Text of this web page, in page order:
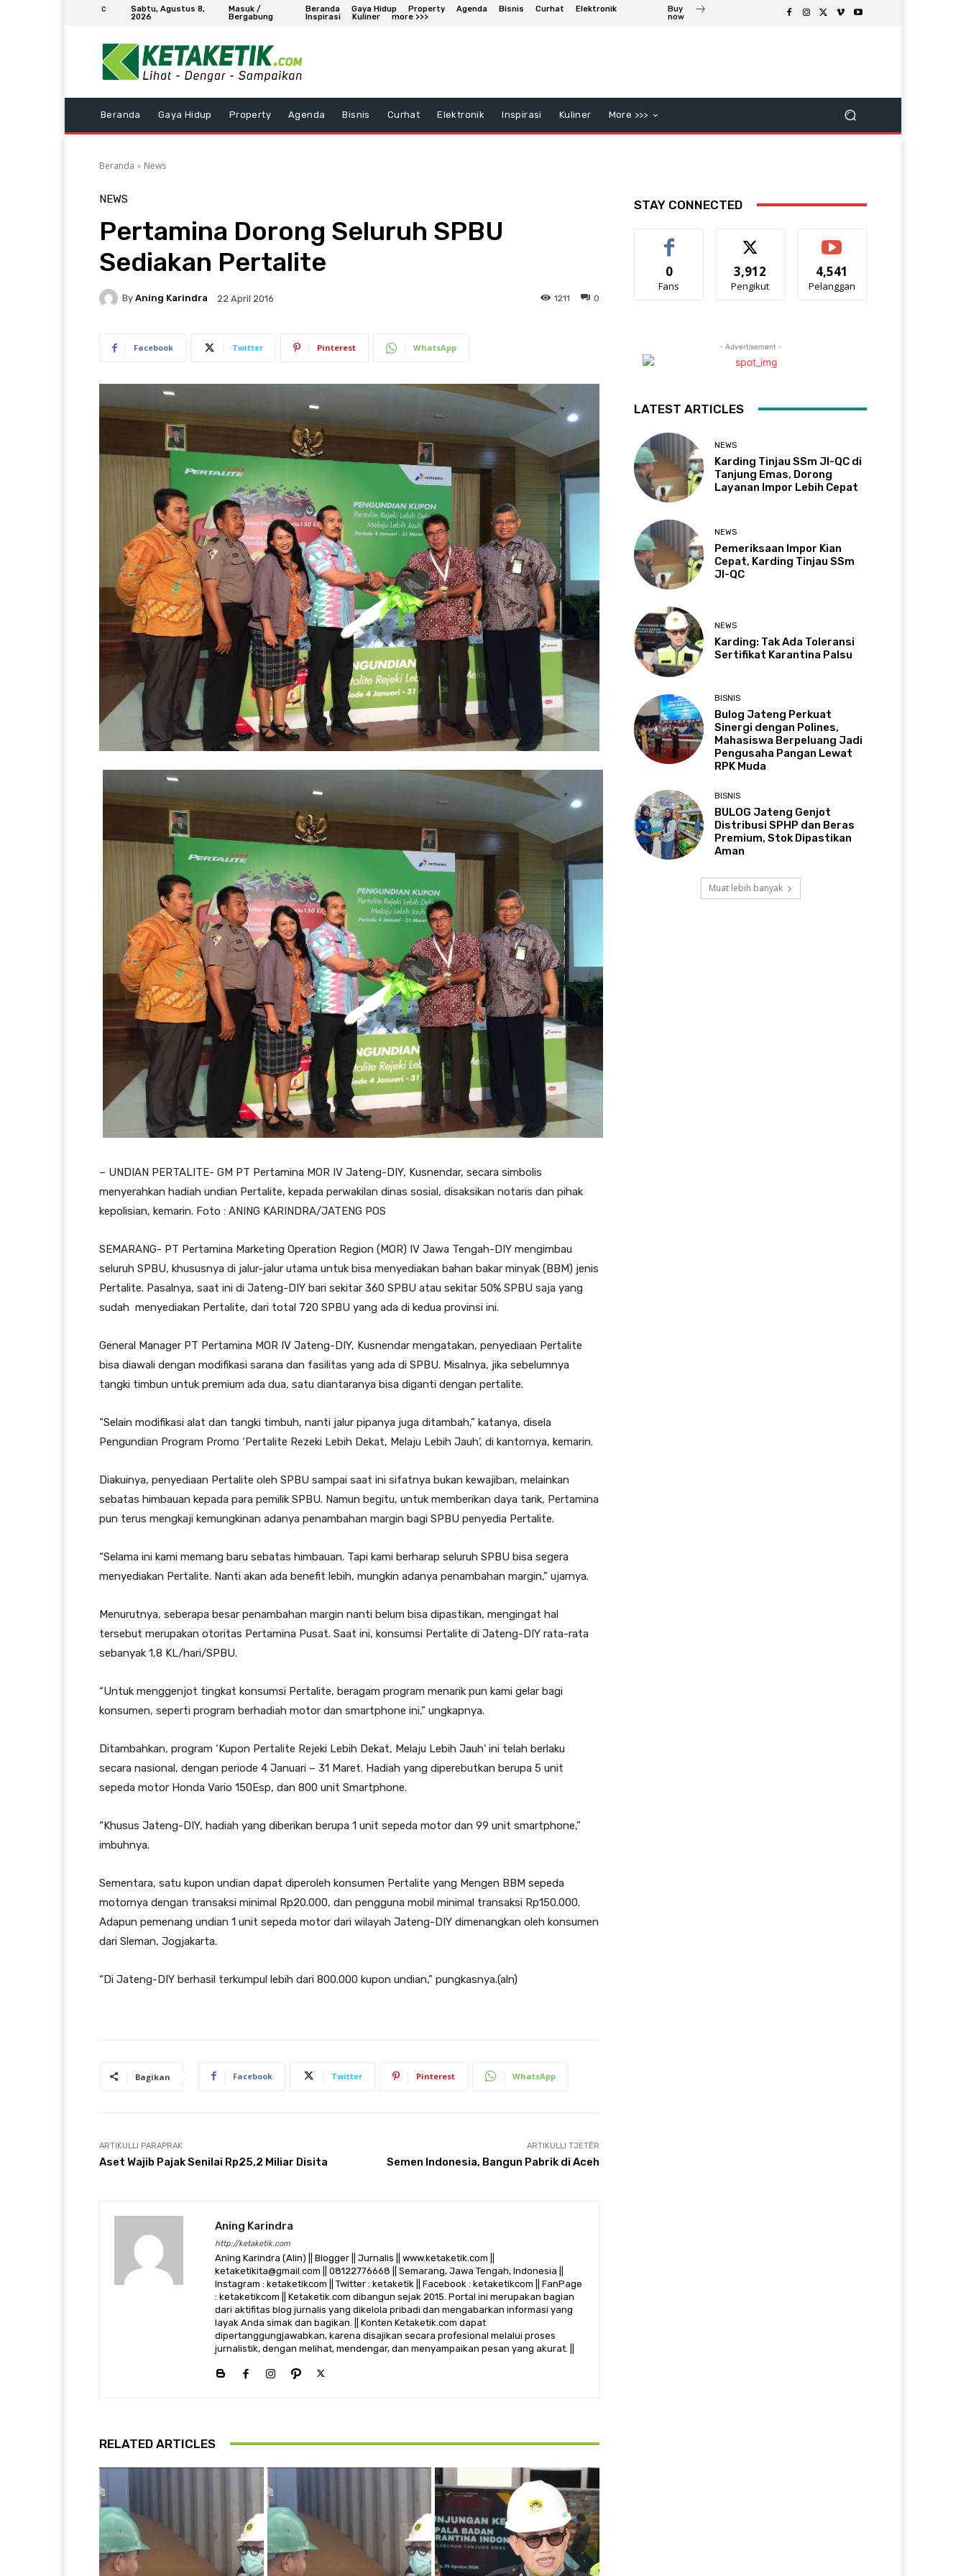
C
Sabtu, Agustus 8,
2026
Masuk /
Bergabung
Beranda Gaya Hidup Property Agenda Bisnis Curhat
Elektronik
Inspirasi
Kuliner more >>>
Buy
now
Beranda Gaya Hidup Property Agenda Bisnis Curhat Elektronik Inspirasi Kuliner More >>>
Beranda News
NEWS
Pertamina Dorong Seluruh SPBU
Sediakan Pertalite
By Aning Karindra 22 April 2016 0
1211
Facebook Twitter Pinterest WhatsApp
– UNDIAN PERTALITE- GM PT Pertamina MOR IV Jateng-DIY, Kusnendar, secara simbolis
menyerahkan hadiah undian Pertalite, kepada perwakilan dinas sosial, disaksikan notaris dan pihak
kepolisian, kemarin. Foto : ANING KARINDRA/JATENG POS
SEMARANG- PT Pertamina Marketing Operation Region (MOR) IV Jawa Tengah-DIY mengimbau
seluruh SPBU, khususnya di jalur-jalur utama untuk bisa menyediakan bahan bakar minyak (BBM) jenis
Pertalite. Pasalnya, saat ini di Jateng-DIY bari sekitar 360 SPBU atau sekitar 50% SPBU saja yang
sudah menyediakan Pertalite, dari total 720 SPBU yang ada di kedua provinsi ini.
General Manager PT Pertamina MOR IV Jateng-DIY, Kusnendar mengatakan, penyediaan Pertalite
bisa diawali dengan modifikasi sarana dan fasilitas yang ada di SPBU. Misalnya, jika sebelumnya
tangki timbun untuk premium ada dua, satu diantaranya bisa diganti dengan pertalite.
“Selain modifikasi alat dan tangki timbuh, nanti jalur pipanya juga ditambah,” katanya, disela
Pengundian Program Promo ‘Pertalite Rezeki Lebih Dekat, Melaju Lebih Jauh’, di kantornya, kemarin.
Diakuinya, penyediaan Pertalite oleh SPBU sampai saat ini sifatnya bukan kewajiban, melainkan
sebatas himbauan kepada para pemilik SPBU. Namun begitu, untuk memberikan daya tarik, Pertamina
pun terus mengkaji kemungkinan adanya penambahan margin bagi SPBU penyedia Pertalite.
“Selama ini kami memang baru sebatas himbauan. Tapi kami berharap seluruh SPBU bisa segera
menyediakan Pertalite. Nanti akan ada benefit lebih, mungkin adanya penambahan margin,” ujarnya.
Menurutnya, seberapa besar penambahan margin nanti belum bisa dipastikan, mengingat hal
tersebut merupakan otoritas Pertamina Pusat. Saat ini, konsumsi Pertalite di Jateng-DIY rata-rata
sebanyak 1,8 KL/hari/SPBU.
“Untuk menggenjot tingkat konsumsi Pertalite, beragam program menarik pun kami gelar bagi
konsumen, seperti program berhadiah motor dan smartphone ini,” ungkapnya.
Ditambahkan, program ‘Kupon Pertalite Rejeki Lebih Dekat, Melaju Lebih Jauh’ ini telah berlaku
secara nasional, dengan periode 4 Januari – 31 Maret. Hadiah yang diperebutkan berupa 5 unit
sepeda motor Honda Vario 150Esp, dan 800 unit Smartphone.
“Khusus Jateng-DIY, hadiah yang diberikan berupa 1 unit sepeda motor dan 99 unit smartphone,”
imbuhnya.
Sementara, satu kupon undian dapat diperoleh konsumen Pertalite yang Mengen BBM sepeda
motornya dengan transaksi minimal Rp20.000, dan pengguna mobil minimal transaksi Rp150.000.
Adapun pemenang undian 1 unit sepeda motor dari wilayah Jateng-DIY dimenangkan oleh konsumen
dari Sleman, Jogjakarta.
“Di Jateng-DIY berhasil terkumpul lebih dari 800.000 kupon undian,” pungkasnya.(aln)
Bagikan Facebook Twitter Pinterest WhatsApp
ARTIKULLI PARAPRAK
Aset Wajib Pajak Senilai Rp25,2 Miliar Disita
ARTIKULLI TJETËR
Semen Indonesia, Bangun Pabrik di Aceh
Aning Karindra
http://ketaketik.com
Aning Karindra (Alin) || Blogger || Jurnalis || www.ketaketik.com ||
ketaketikita@gmail.com || 08122776668 || Semarang, Jawa Tengah, Indonesia ||
Instagram : ketaketikcom || Twitter : ketaketik || Facebook : ketaketikcom || FanPage
: ketaketikcom || Ketaketik.com dibangun sejak 2015. Portal ini merupakan bagian
dari aktifitas blog jurnalis yang dikelola pribadi dan mengabarkan informasi yang
layak Anda simak dan bagikan. || Konten Ketaketik.com dapat
dipertanggungjawabkan, karena disajikan secara profesional melalui proses
jurnalistik, dengan melihat, mendengar, dan menyampaikan pesan yang akurat. ||
RELATED ARTICLES
STAY CONNECTED
0
Fans
3,912
Pengikut
4,541
Pelanggan
- Advertisement -
LATEST ARTICLES
NEWS
Karding Tinjau SSm JI-QC di
Tanjung Emas, Dorong
Layanan Impor Lebih Cepat
NEWS
Pemeriksaan Impor Kian
Cepat, Karding Tinjau SSm
JI-QC
NEWS
Karding: Tak Ada Toleransi
Sertifikat Karantina Palsu
BISNIS
Bulog Jateng Perkuat
Sinergi dengan Polines,
Mahasiswa Berpeluang Jadi
Pengusaha Pangan Lewat
RPK Muda
BISNIS
BULOG Jateng Genjot
Distribusi SPHP dan Beras
Premium, Stok Dipastikan
Aman
Muat lebih banyak